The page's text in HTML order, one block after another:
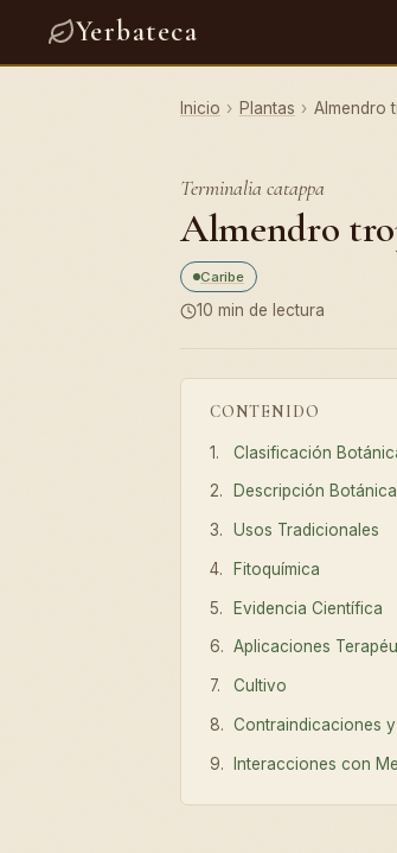
Yerbateca
Inicio › Plantas › Almendro
Terminalia catappa
Almendro
Caribe
10 min de lectura
CONTENIDO
Clasificación
Descripción Botánica
Usos Tradicionales
Fitoquímica
Evidencia Científica
Aplicaciones
Cultivo
Contraindicaciones
Interacciones con